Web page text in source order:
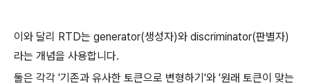
이와 달리 RTD는 generator(생성자)와 discriminator(판별자)
라는 개념을 사용합니다.
둘은 각각 '기존과 유사한 토큰으로 변형하기'와 '원래 토큰이 맞는